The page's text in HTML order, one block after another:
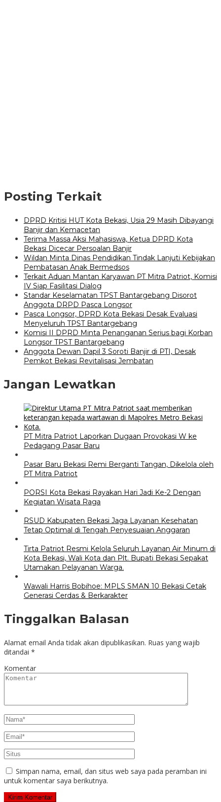
Posting Terkait
DPRD Kritisi HUT Kota Bekasi, Usia 29 Masih Dibayangi
Banjir dan Kemacetan
Terima Massa Aksi Mahasiswa, Ketua DPRD Kota
Bekasi Dicecar Persoalan Banjir
Wildan Minta Dinas Pendidikan Tindak Lanjuti Kebijakan
Pembatasan Anak Bermedsos
Terkait Aduan Mantan Karyawan PT Mitra Patriot, Komisi
IV Siap Fasilitasi Dialog
Standar Keselamatan TPST Bantargebang Disorot
Anggota DRPD Pasca Longsor
Pasca Longsor, DPRD Kota Bekasi Desak Evaluasi
Menyeluruh TPST Bantargebang
Komisi II DPRD Minta Penanganan Serius bagi Korban
Longsor TPST Bantargebang
Anggota Dewan Dapil 3 Soroti Banjir di PTI, Desak
Pemkot Bekasi Revitalisasi Jembatan
Jangan Lewatkan
PT Mitra Patriot Laporkan Dugaan Provokasi W ke
Pedagang Pasar Baru
Pasar Baru Bekasi Remi Berganti Tangan, Dikelola oleh
PT Mitra Patriot
PORSI Kota Bekasi Rayakan Hari Jadi Ke-2 Dengan
Kegiatan Wisata Raga
RSUD Kabupaten Bekasi Jaga Layanan Kesehatan
Tetap Optimal di Tengah Penyesuaian Anggaran
Tirta Patriot Resmi Kelola Seluruh Layanan Air Minum di
Kota Bekasi, Wali Kota dan Plt. Bupati Bekasi Sepakat
Utamakan Pelayanan Warga.
Wawali Harris Bobihoe: MPLS SMAN 10 Bekasi Cetak
Generasi Cerdas & Berkarakter
Tinggalkan Balasan
Alamat email Anda tidak akan dipublikasikan. Ruas yang wajib
ditandai *
Komentar
Simpan nama, email, dan situs web saya pada peramban ini
untuk komentar saya berikutnya.